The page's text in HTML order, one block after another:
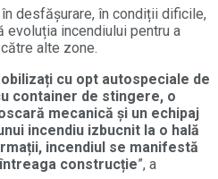
desfășurare, în condiții dificile,
incendiului pentru a
alte zone.
cu opt autospeciale de
container de stingere, o
mecanică și un echipaj
incendiu izbucnit la o hală
incendiul se manifestă
construcție”, a